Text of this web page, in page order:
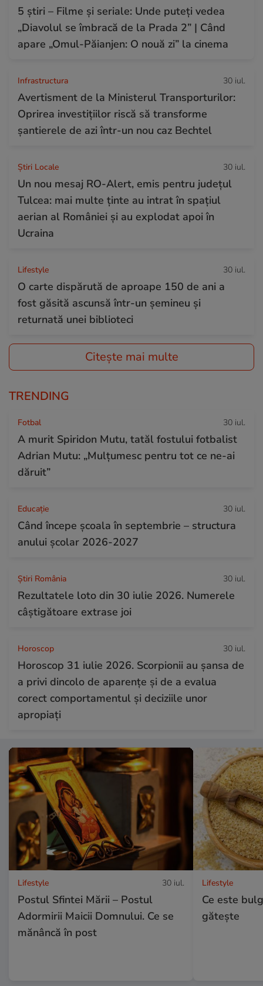
5 știri – Filme și seriale: Unde puteţi vedea
„Diavolul se îmbracă de la Prada 2” | Când
apare „Omul-Păianjen: O nouă zi” la cinema
Infrastructura 30 iul.
Avertisment de la Ministerul Transporturilor:
Oprirea investițiilor riscă să transforme
șantierele de azi într-un nou caz Bechtel
Știri Locale 30 iul.
Un nou mesaj RO-Alert, emis pentru județul
Tulcea: mai multe ținte au intrat în spațiul
aerian al României și au explodat apoi în
Ucraina
Lifestyle 30 iul.
O carte dispărută de aproape 150 de ani a
fost găsită ascunsă într-un șemineu și
returnată unei biblioteci
Citește mai multe
TRENDING
Fotbal 30 iul.
A murit Spiridon Mutu, tatăl fostului fotbalist
Adrian Mutu: „Mulțumesc pentru tot ce ne-ai
dăruit”
Educație 30 iul.
Când începe şcoala în septembrie – structura
anului şcolar 2026-2027
Știri România 30 iul.
Rezultatele loto din 30 iulie 2026. Numerele
câștigătoare extrase joi
Horoscop 30 iul.
Horoscop 31 iulie 2026. Scorpionii au șansa de
a privi dincolo de aparențe și de a evalua
corect comportamentul și deciziile unor
apropiați
Lifestyle 30 iul.
Postul Sfintei Mării – Postul
Adormirii Maicii Domnului. Ce se
mănâncă în post
Lifestyle
Ce este
gătește